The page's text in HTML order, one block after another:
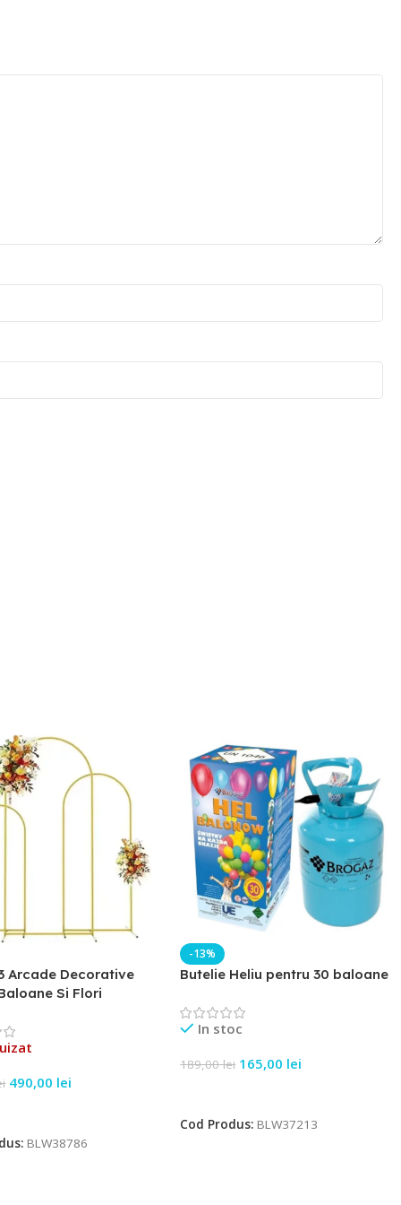
Arcade Decorative
Si Flori
490,00 lei
BLW38786
-13%
Butelie Heliu pentru 30 baloane
In stoc
189,00lei 165,00 lei
Cod Produs: BLW37213